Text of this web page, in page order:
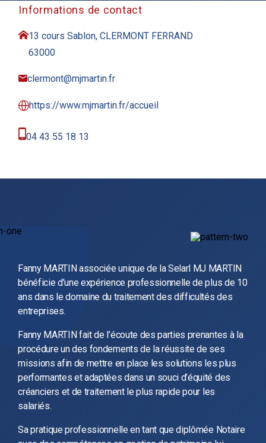
Informations de contact
13 cours Sablon, CLERMONT FERRAND
63000
clermont@mjmartin.fr
https://www.mjmartin.fr/accueil
04 43 55 18 13
Fanny MARTIN associée unique de la Selarl MJ MARTIN
bénéficie d’une expérience professionnelle de plus de 10
ans dans le domaine du traitement des difficultés des
entreprises.
Fanny MARTIN fait de l’écoute des parties prenantes à la
procédure un des fondements de la réussite de ses
missions afin de mettre en place les solutions les plus
performantes et adaptées dans un souci d’équité des
créanciers et de traitement le plus rapide pour les
salariés.
Sa pratique professionnelle en tant que diplômée Notaire